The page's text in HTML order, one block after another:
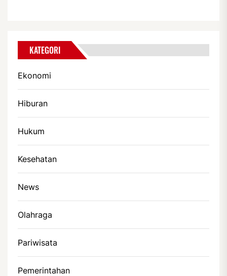
KATEGORI
Ekonomi
Hiburan
Hukum
Kesehatan
News
Olahraga
Pariwisata
Pemerintahan